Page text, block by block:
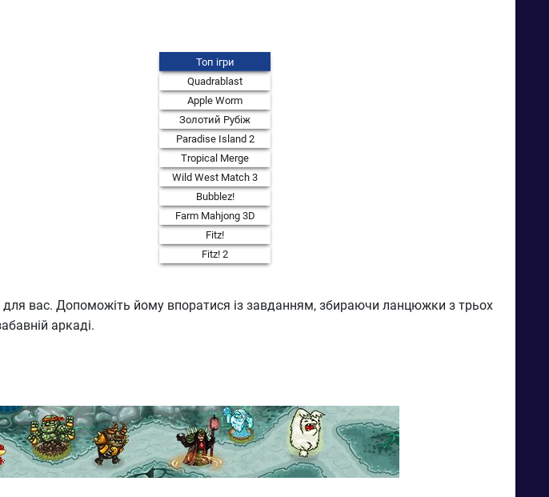
Топ ігри
Quadrablast
Apple Worm
Золотий Рубіж
Paradise Island 2
Tropical Merge
Wild West Match 3
Bubblez!
Farm Mahjong 3D
Fitz!
Fitz! 2
вас. Допоможіть йому впоратися із завданням, збираючи ланцюжки з трьох
аркаді.